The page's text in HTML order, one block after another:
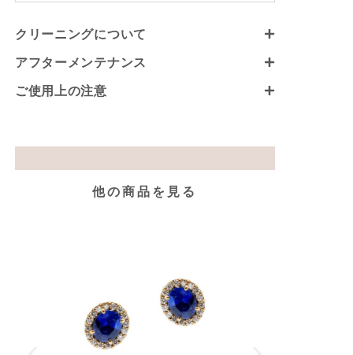
クリーニングについて
アフターメンテナンス
ご使用上の注意
他の商品を見る